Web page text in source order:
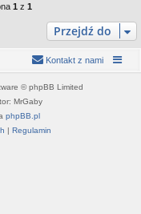
1 z 1
Przejdź do
Kontakt z nami
© phpBB Limited
MrGaby
phpBB.pl
| Regulamin